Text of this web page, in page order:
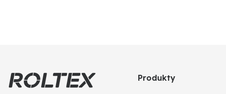
Zastosowanie:Ciągniki CLAAS Ergos, Ceres
Produkty